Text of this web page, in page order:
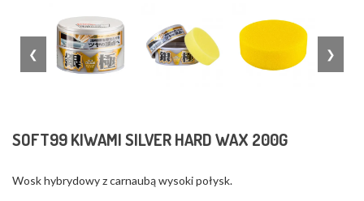
❮ ❯
SOFT99 KIWAMI SILVER HARD WAX 200G
Wosk hybrydowy z carnaubą wysoki połysk.